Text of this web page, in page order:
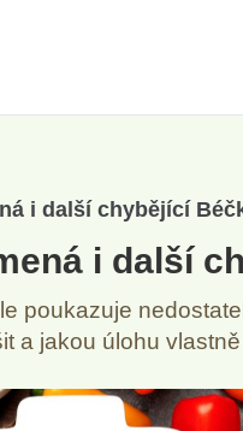
i další chybějící
i další
poukazuje
a jakou úlohu